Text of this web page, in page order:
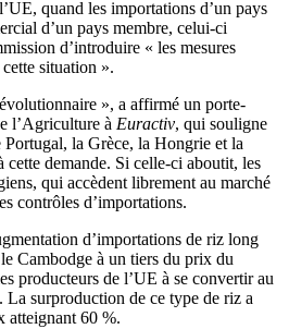
quand les importations d’un pays
d’un pays membre, celui-ci
d’introduire « les mesures
situation ».
», a affirmé un porte-
l’Agriculture à Euractiv, qui souligne
Portugal, la Grèce, la Hongrie et la
cette demande. Si celle-ci aboutit, les
qui accèdent librement au marché
contrôles d’importations.
d’importations de riz long
Cambodge à un tiers du prix du
producteurs de l’UE à se convertir au
surproduction de ce type de riz a
atteignant 60 %.